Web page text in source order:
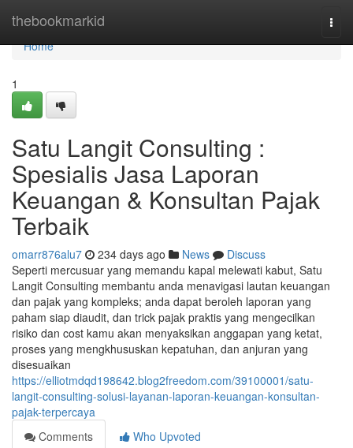
thebookmarkid
Home
Home
1
Satu Langit Consulting :
Spesialis Jasa Laporan
Keuangan & Konsultan Pajak
Terbaik
omarr876alu7 234 days ago News
Discuss
Seperti mercusuar yang memandu kapal melewati kabut, Satu
Langit Consulting membantu anda menavigasi lautan keuangan
dan pajak yang kompleks; anda dapat beroleh laporan yang
paham siap diaudit, dan trick pajak praktis yang mengecilkan
risiko dan cost kamu akan menyaksikan anggapan yang ketat,
proses yang mengkhususkan kepatuhan, dan anjuran yang
disesuaikan
https://elliotmdqd198642.blog2freedom.com/39100001/satu-
langit-consulting-solusi-layanan-laporan-keuangan-konsultan-
pajak-terpercaya
Comments
Who Upvoted